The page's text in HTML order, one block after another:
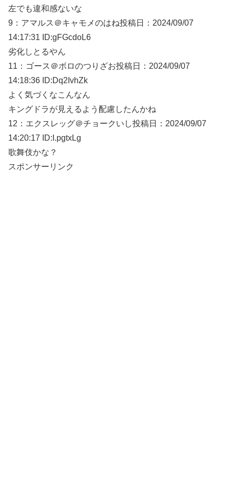
左でも違和感ないな
9： アマルス＠キャモメのはね投稿日：2024/09/07
14:17:31 ID:gFGcdoL6
劣化しとるやん
11： ゴース＠ボロのつりざお投稿日：2024/09/07
14:18:36 ID:Dq2IvhZk
よく気づくなこんなん
キングドラが見えるよう配慮したんかね
12： エクスレッグ＠チョークいし投稿日：2024/09/07
14:20:17 ID:I.pgtxLg
歌舞伎かな？
スポンサーリンク